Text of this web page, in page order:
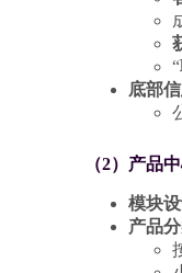
底部
（2）产品
模块
产品